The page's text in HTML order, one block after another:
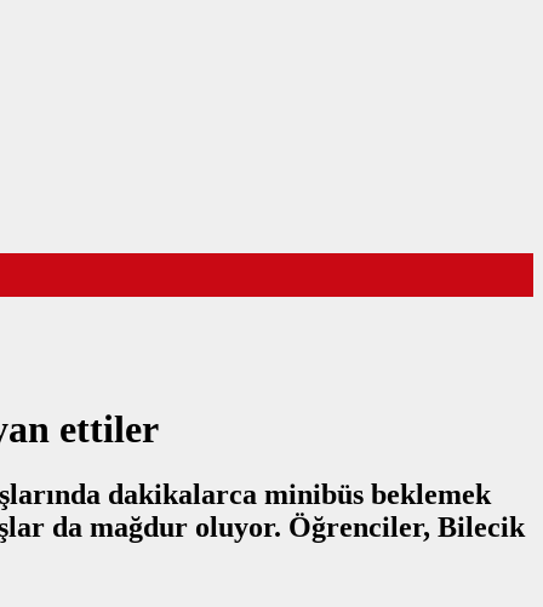
ettiler
dakikalarca minibüs beklemek
da mağdur oluyor. Öğrenciler, Bilecik